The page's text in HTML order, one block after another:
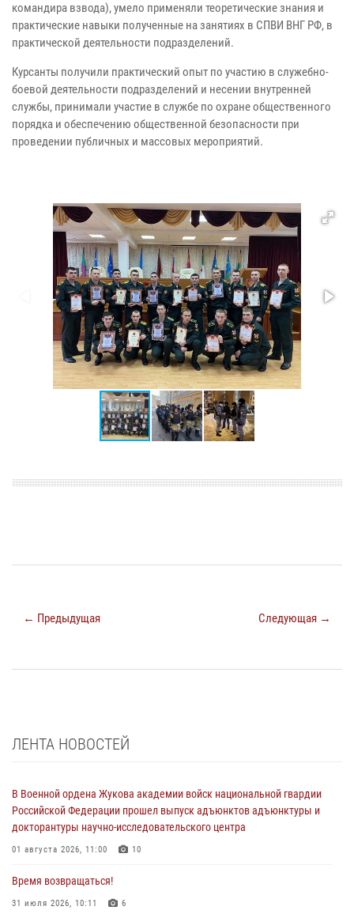
командира взвода), умело применяли теоретические знания и
практические навыки полученные на занятиях в СПВИ ВНГ РФ, в
практической деятельности подразделений.
Курсанты получили практический опыт по участию в служебно-
боевой деятельности подразделений и несении внутренней
службы, принимали участие в службе по охране общественного
порядка и обеспечению общественной безопасности при
проведении публичных и массовых мероприятий.
← Предыдущая Следующая →
ЛЕНТА НОВОСТЕЙ
В Военной ордена Жукова академии войск национальной гвардии
Российской Федерации прошел выпуск адъюнктов адъюнктуры и
докторантуры научно-исследовательского центра
01 августа 2026, 11:00 10
Время возвращаться!
31 июля 2026, 10:11 6